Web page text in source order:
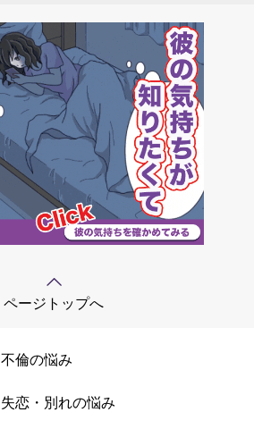
ページトップへ
不倫の悩み
失恋・別れの悩み